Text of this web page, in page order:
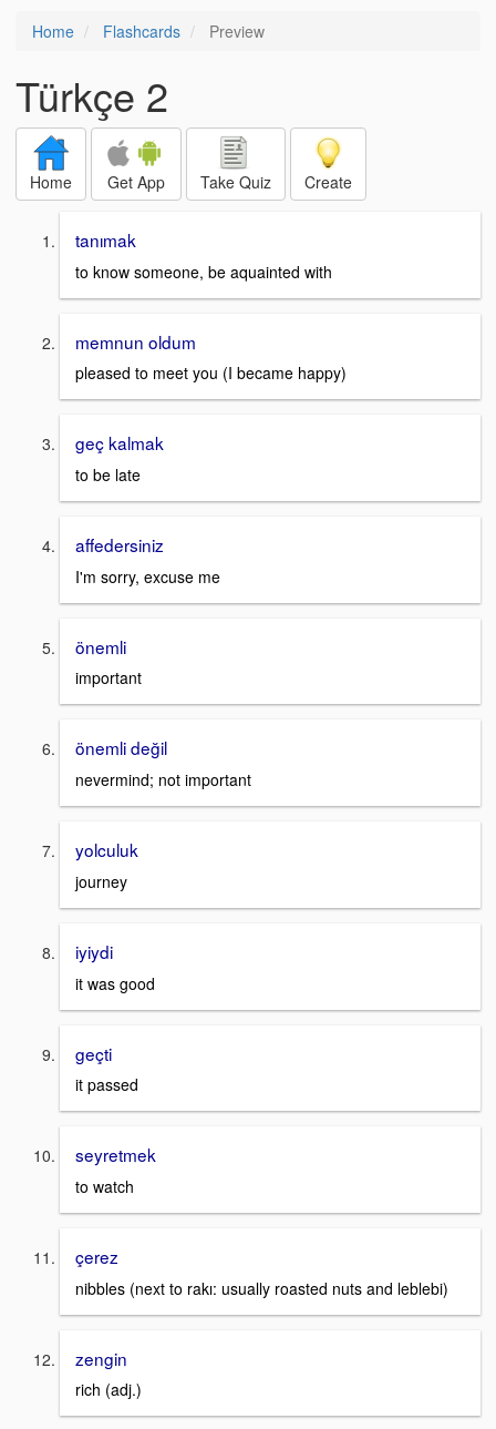
Home Flashcards Preview
Türkçe 2
Home Get App Take Quiz Create
tanımak
to know someone, be aquainted with
memnun oldum
pleased to meet you (I became happy)
geç kalmak
to be late
affedersiniz
I'm sorry, excuse me
önemli
important
önemli değil
nevermind; not important
yolculuk
journey
iyiydi
it was good
geçti
it passed
seyretmek
to watch
çerez
nibbles (next to rakı: usually roasted nuts and leblebi)
zengin
rich (adj.)